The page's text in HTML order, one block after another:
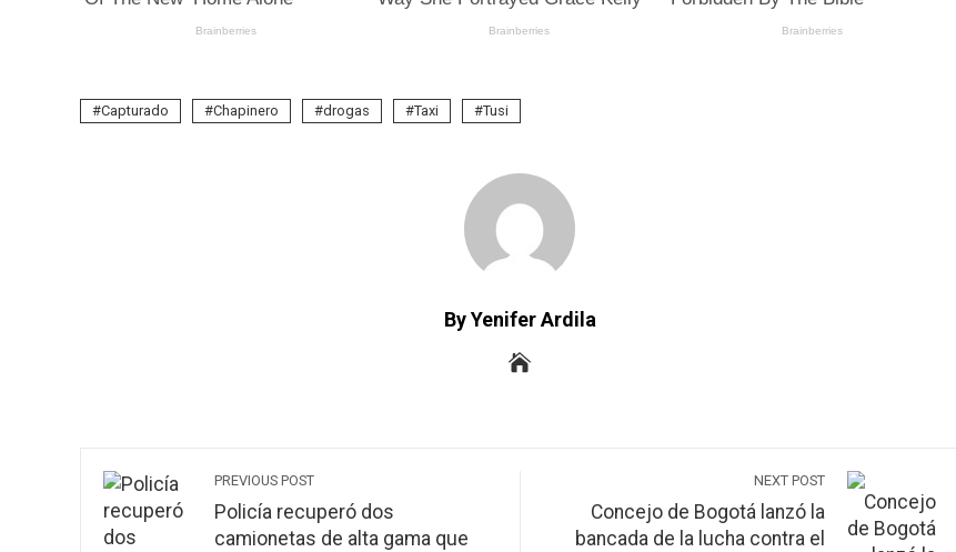
Capturado Chapinero drogas Taxi Tusi
By Yenifer Ardila
PREVIOUS POST
Policía recuperó dos
camionetas de alta gama que
NEXT POST
Concejo de Bogotá lanzó la
bancada de la lucha contra el